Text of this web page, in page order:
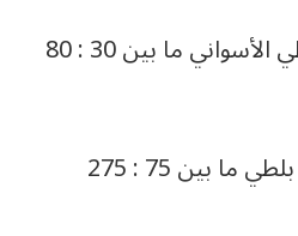
تراوح سعر سمك البلطي الأسواني ما بين 30 : 80
تراوح سعر سمك فليه بلطي ما بين 75 : 275